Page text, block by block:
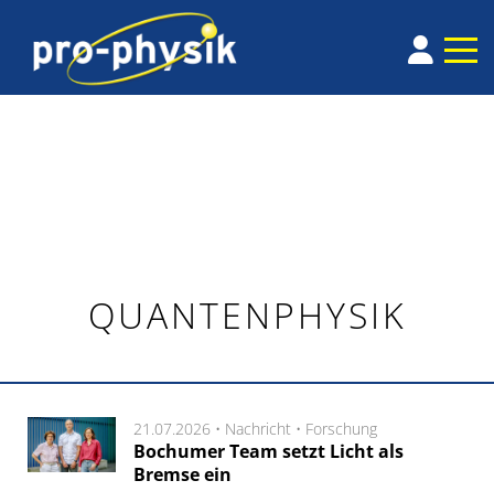
QUANTENPHYSIK
21.07.2026 • Nachricht • Forschung
Bochumer Team setzt Licht als
Bremse ein